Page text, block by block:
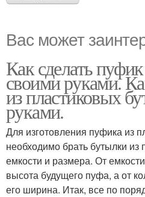
Вас может
Как сделать
своими руками.
из пластиковых
руками.
Для изготовления пуфика из
необходимо брать бутылки из
емкости и размера. От
высота будущего пуфа, а от
его ширина. Итак, все по